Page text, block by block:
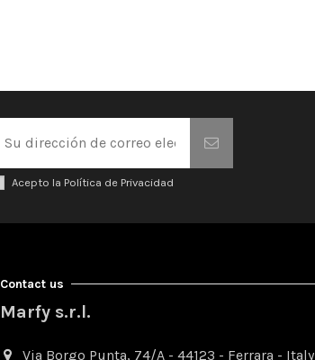
Acepto la Política de Privacidad
Contact us
Marfy s.r.l.
Via Borgo Punta, 74/A - 44123 - Ferrara - Italy